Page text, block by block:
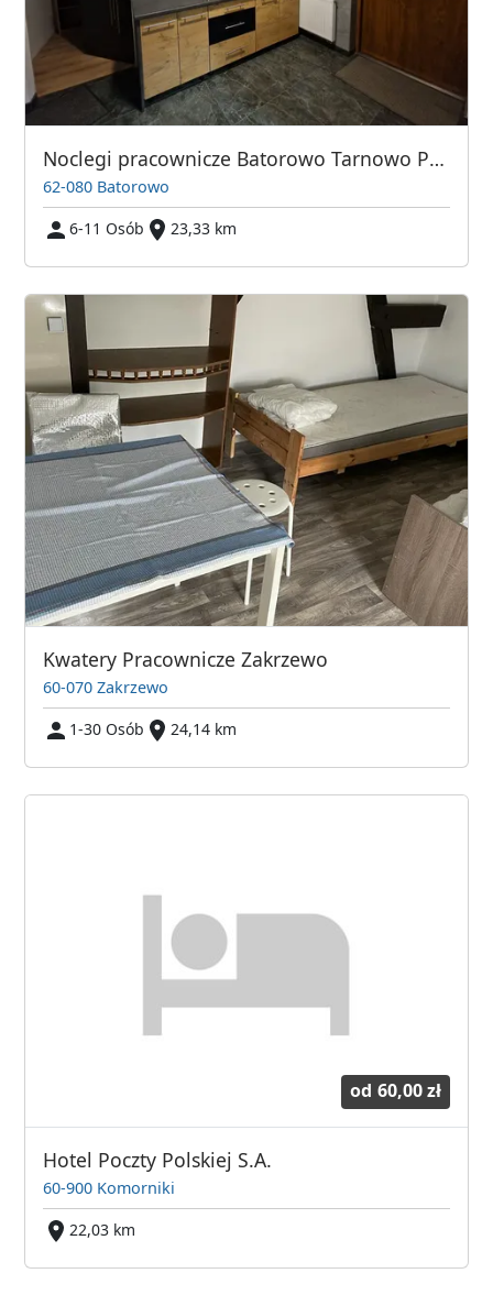
Noclegi pracownicze Batorowo Tarnowo Podgórne Lusowo Dom na wyłączność
62-080 Batorowo
6-11 Osób
23,33 km
Kwatery Pracownicze Zakrzewo
60-070 Zakrzewo
1-30 Osób
24,14 km
od 60,00 zł
Hotel Poczty Polskiej S.A.
60-900 Komorniki
22,03 km